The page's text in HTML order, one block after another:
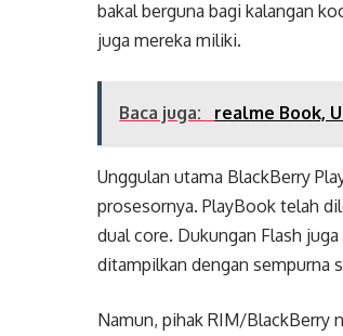
bakal berguna bagi kalangan
juga mereka miliki.
Baca juga: realme Book,
Unggulan utama BlackBerry
prosesornya. PlayBook telah
dual core. Dukungan Flash
ditampilkan dengan sempurna
Namun, pihak RIM/BlackBerry